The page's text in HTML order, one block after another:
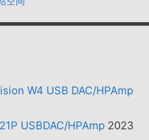
W4 USB DAC/HPAmp
USBDAC/HPAmp 2023